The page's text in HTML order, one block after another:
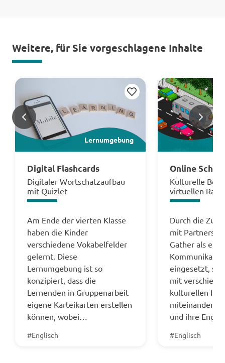
Weitere, für Sie vorgeschlagene Inhalte
Merken
Lernumgebung
Digital Flashcards
Digitaler Wortschatzaufbau
mit Quizlet
Am Ende der vierten Klasse
haben die Kinder
verschiedene Vokabelfelder
gelernt. Diese
Lernumgebung ist so
konzipiert, dass die
Lernenden in Gruppenarbeit
eigene Karteikarten erstellen
können, wobei…
#Englisch
Online
Kulturelle
virtuellen
Durch die
mit
Gather als ein
eingesetzt, so
mit
kulturellen
miteinander
und ihre
#Englisch
< >